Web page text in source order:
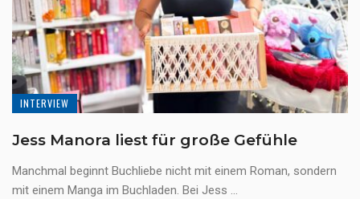
INTERVIEW
Jess Manora liest für große Gefühle
Manchmal beginnt Buchliebe nicht mit einem Roman, sondern
mit einem Manga im Buchladen. Bei Jess ...